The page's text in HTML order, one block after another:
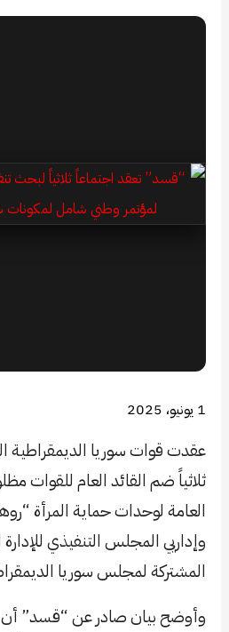
1 يونيو، 2025
عقدت قوات سوريا الديمقراطية
ثلاثياً ضم القائد العام للقوات
العامة لوحدات حماية المرأة
وإداريي المجلس التنفيذي للإدارة
المشتركة لمجلس سوريا
وأوضح بيان صادر عن “قسد” أن